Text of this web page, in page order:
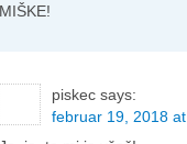
MIŠKE!
piskec says:
februar 19, 2018